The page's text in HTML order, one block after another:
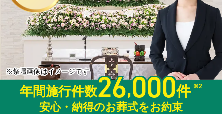
※祭壇画像はイメージです
年間施行件数26,000件 ※2
安心・納得のお葬式をお約束